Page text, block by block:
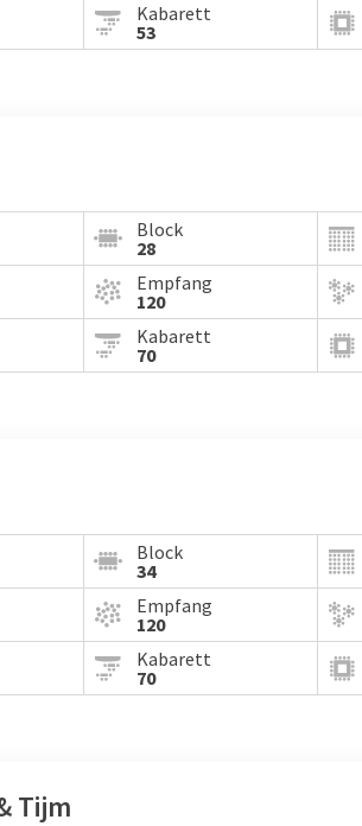
Kabarett
53
Block
28
Empfang
120
Kabarett
70
Block
34
Empfang
120
Kabarett
70
Tijm